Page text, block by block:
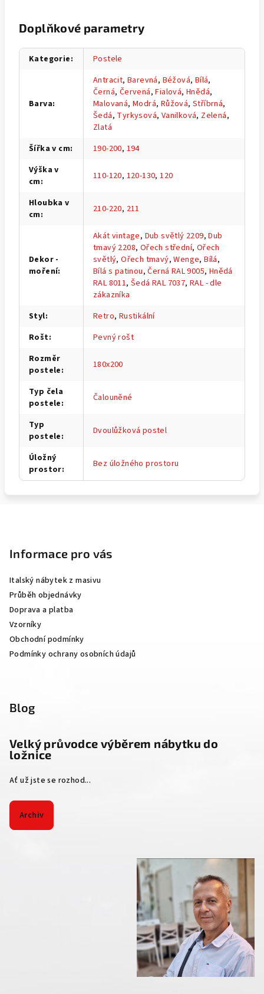
Doplňkové parametry
Kategorie: Postele
Barva:
Antracit,Barevná, Béžová, Bílá,
Černá, Červená,Fialová,Hnědá,
Malovaná,Modrá, Růžová,Stříbrná,
Šedá, Tyrkysová, Vanilková, Zelená,
Zlatá
Šířka v cm: 190-200, 194
Výška v
cm: 110-120, 120-130,120
Hloubka v
cm: 210-220, 211
Dekor -
moření:
Akát vintage, Dub světlý 2209,Dub
tmavý 2208, Ořech střední, Ořech
světlý,Ořech tmavý,Wenge,Bílá,
Bílá s patinou,Černá RAL 9005, Hnědá
RAL 8011,Šedá RAL 7037,RAL - dle
zákazníka
Styl: Retro, Rustikální
Rošt:
Pevný rošt
Rozměr
postele: 180x200
Typ čela
postele: Čalouněné
Typ
postele: Dvoulůžková postel
Úložný
prostor: Bez úložného prostoru
Informace pro vás
Italský nábytek z masivu
Průběh objednávky
Doprava a platba
Vzorníky
Obchodní podmínky
Podmínky ochrany osobních údajů
Blog
Velký průvodce výběrem nábytku do
ložnice
Ať už jste se rozhod...
Archiv